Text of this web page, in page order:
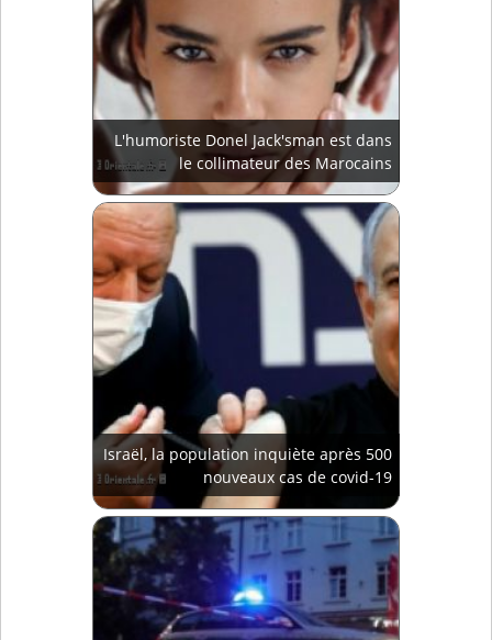
L'humoriste Donel Jack'sman est dans
le collimateur des Marocains
Israël, la population inquiète après 500
nouveaux cas de covid-19